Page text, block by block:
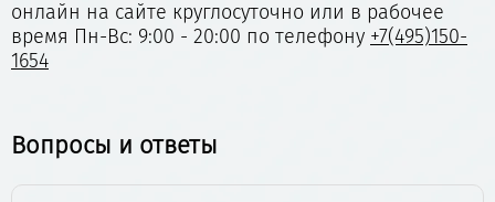
онлайн на сайте круглосуточно или в рабочее
время Пн-Вс: 9:00 - 20:00 по телефону +7(495)150-
1654
Вопросы и ответы